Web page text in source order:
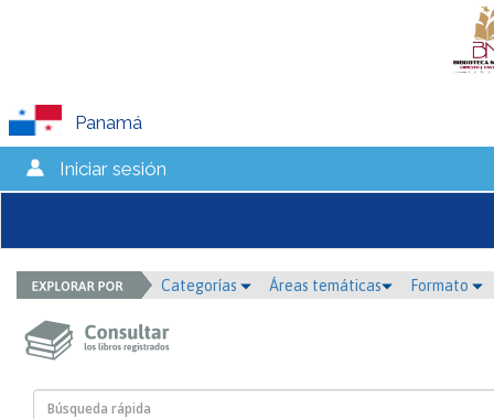
Panamá
Iniciar sesión
Categorías Áreas temáticas Formato